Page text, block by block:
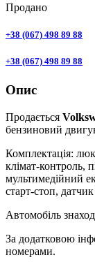
Продано
+38 (067) 498 89 88
+38 (067) 498 89 88
Опис
Продається
бензиновий
Комплектація:
клімат-контроль,
мультимедійний
старт-стоп, датчик
Автомобіль
За додатковою
номерами.